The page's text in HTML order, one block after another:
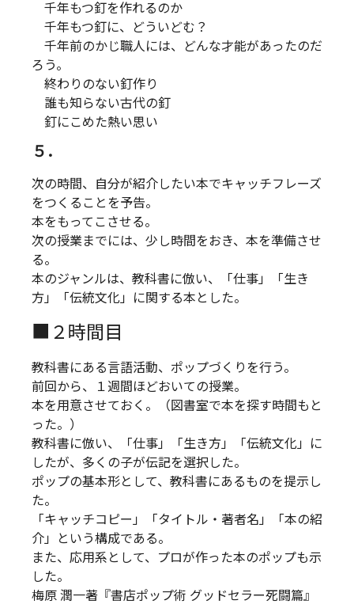
千年もつ釘を作れるのか
千年もつ釘に、どういどむ？
千年前のかじ職人には、どんな才能があったのだ
ろう。
終わりのない釘作り
誰も知らない古代の釘
釘にこめた熱い思い
５．
次の時間、自分が紹介したい本でキャッチフレーズ
をつくることを予告。
本をもってこさせる。
次の授業までには、少し時間をおき、本を準備させ
る。
本のジャンルは、教科書に倣い、「仕事」「生き
方」「伝統文化」に関する本とした。
■２時間目
教科書にある言語活動、ポップづくりを行う。
前回から、１週間ほどおいての授業。
本を用意させておく。（図書室で本を探す時間もと
った。）
教科書に倣い、「仕事」「生き方」「伝統文化」に
したが、多くの子が伝記を選択した。
ポップの基本形として、教科書にあるものを提示し
た。
「キャッチコピー」「タイトル・著者名」「本の紹
介」という構成である。
また、応用系として、プロが作った本のポップも示
した。
梅原 潤一著『書店ポップ術 グッドセラー死闘篇』